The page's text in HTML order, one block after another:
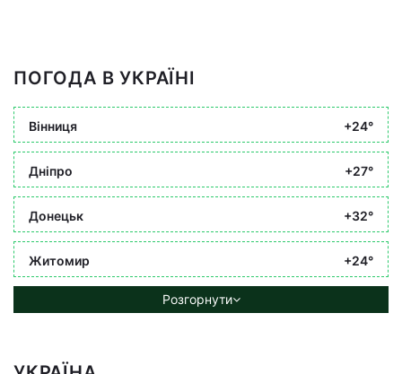
ПОГОДА В УКРАЇНІ
Вінниця +24°
Дніпро +27°
Донецьк +32°
Житомир +24°
Розгорнути